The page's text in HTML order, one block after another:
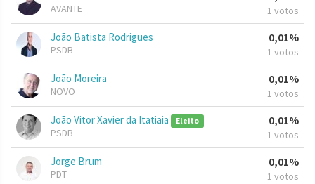
AVANTE 1 votos
João Batista Rodrigues
PSDB
0,01%
1 votos
João Moreira
NOVO
0,01%
1 votos
João Vitor Xavier da Itatiaia Eleito
PSDB
0,01%
1 votos
Jorge Brum
PDT
0,01%
1 votos